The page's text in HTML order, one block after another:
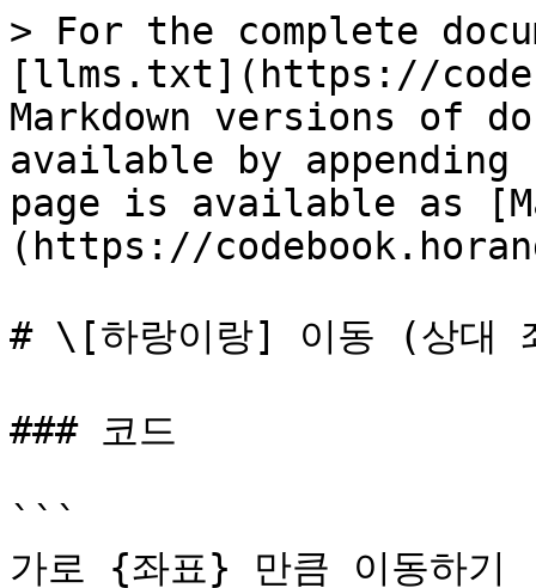
> For the complete
[llms.txt](https://
Markdown versions of
available by
page is available as
(https://
# \[하랑이랑] 이동 (상대
### 코드
```
가로 {좌표} 만큼 이동하기